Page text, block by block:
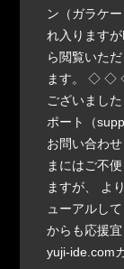
ン（ガラケ
れ入ります
ら閲覧いた
ます。 ◇ ◇
ございまし
ポート（
お問い合わ
まにはご不
ますが、 よ
ューアルし
からも応援宜
yuji-ide.com